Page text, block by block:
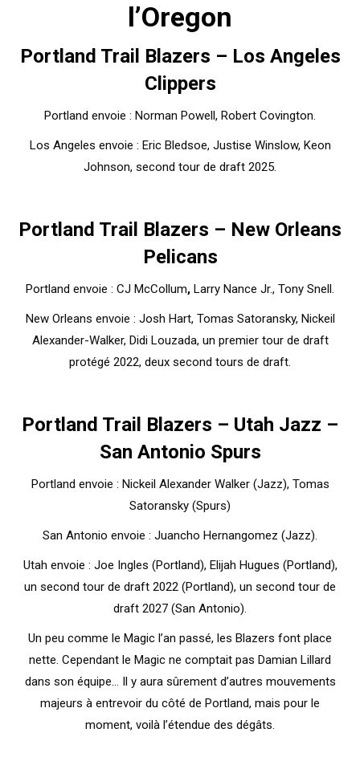
l’Oregon
Portland Trail Blazers – Los Angeles
Clippers
Portland envoie : Norman Powell, Robert Covington.
Los Angeles envoie : Eric Bledsoe, Justise Winslow, Keon
Johnson, second tour de draft 2025.
Portland Trail Blazers – New Orleans
Pelicans
Portland envoie : CJ McCollum, Larry Nance Jr., Tony Snell.
New Orleans envoie : Josh Hart, Tomas Satoransky, Nickeil
Alexander-Walker, Didi Louzada, un premier tour de draft
protégé 2022, deux second tours de draft.
Portland Trail Blazers – Utah Jazz –
San Antonio Spurs
Portland envoie : Nickeil Alexander Walker (Jazz), Tomas
Satoransky (Spurs)
San Antonio envoie : Juancho Hernangomez (Jazz).
Utah envoie : Joe Ingles (Portland), Elijah Hugues (Portland),
un second tour de draft 2022 (Portland), un second tour de
draft 2027 (San Antonio).
Un peu comme le Magic l’an passé, les Blazers font place
nette. Cependant le Magic ne comptait pas Damian Lillard
dans son équipe… Il y aura sûrement d’autres mouvements
majeurs à entrevoir du côté de Portland, mais pour le
moment, voilà l’étendue des dégâts.